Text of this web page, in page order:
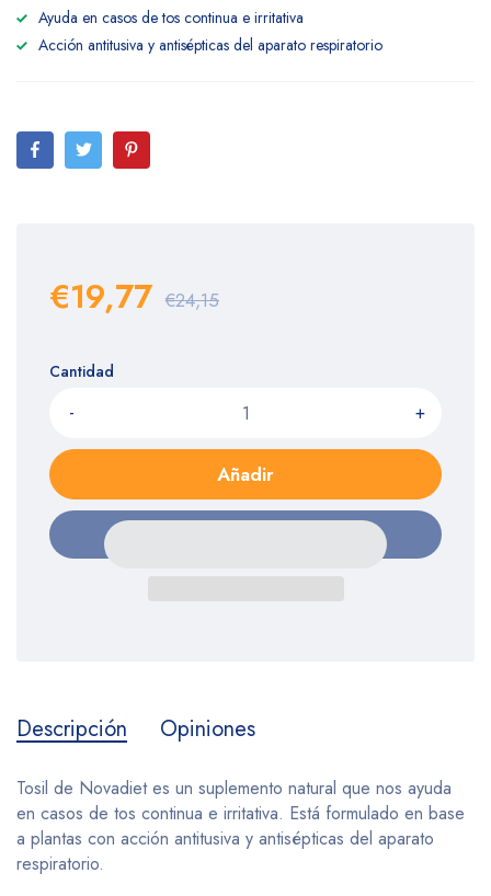
Ayuda en casos de tos continua e irritativa
Acción antitusiva y antisépticas del aparato respiratorio
€19,77 €24,15
Cantidad
- +
Añadir
Descripción Opiniones
Tosil de Novadiet es un suplemento natural que nos ayuda
en casos de tos continua e irritativa. Está formulado en base
a plantas con acción antitusiva y antisépticas del aparato
respiratorio.